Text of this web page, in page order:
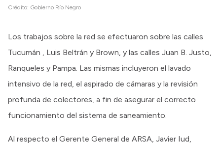
Crédito: Gobierno Río Negro
Los trabajos sobre la red se efectuaron sobre las calles
Tucumán , Luis Beltrán y Brown, y las calles Juan B. Justo,
Ranqueles y Pampa. Las mismas incluyeron el lavado
intensivo de la red, el aspirado de cámaras y la revisión
profunda de colectores, a fin de asegurar el correcto
funcionamiento del sistema de saneamiento.
Al respecto el Gerente General de ARSA, Javier Iud,